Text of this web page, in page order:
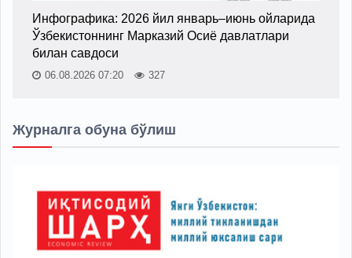
Инфографика: 2026 йил январь–июнь ойларида
Ўзбекистоннинг Марказий Осиё давлатлари
билан савдоси
06.08.2026 07:20 327
Журналга обуна бўлиш